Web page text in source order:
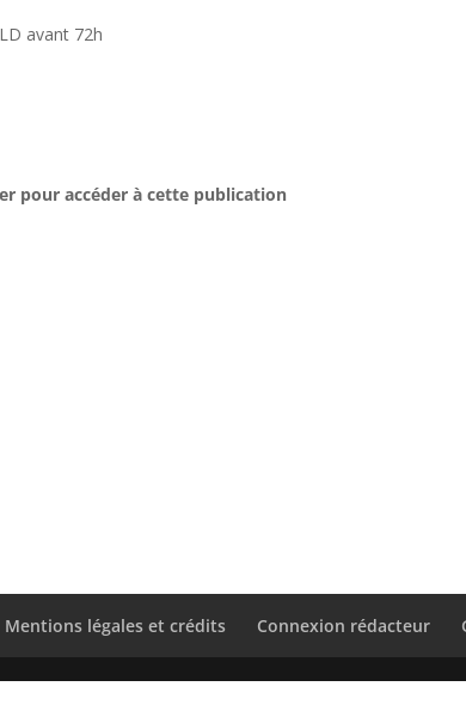
avant 72h
pour accéder à cette publication
Mentions légales et crédits Connexion rédacteur